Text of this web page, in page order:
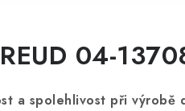
04-
a spolehlivost při výrobě